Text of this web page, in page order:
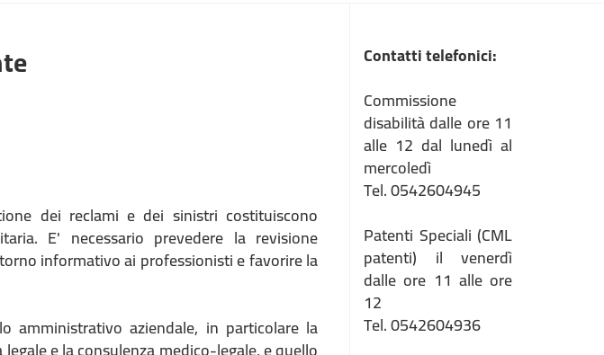
dei reclami e dei sinistri costituiscono
E' necessario prevedere la revisione
informativo ai professionisti e favorire la
amministrativo aziendale, in particolare la
Contatti telefonici:
Commissione
disabilità dalle ore 11
alle 12 dal lunedì al
mercoledì
Tel. 0542604945
Patenti Speciali (CML
patenti) il venerdì
dalle ore 11 alle ore
12
Tel. 0542604936